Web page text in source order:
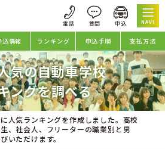
NAVI
込情報 ランキング 申込手順 支払方法
気の自動車学校
ングを調べる
人気ランキングを作成しました。高校
、社会人、フリーターの職業別と男
いただけます。